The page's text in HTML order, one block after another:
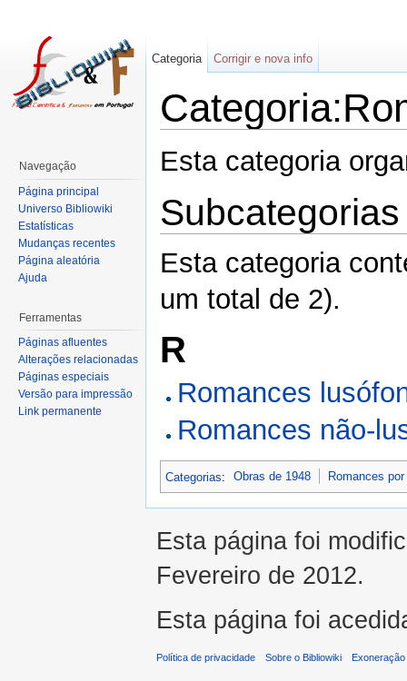
Esta categoria
Subcategorias
Esta categoria
um total de 2).
R
Romances
Romances não-
Categorias: Obras de 1948 Romances por
Categoria Corrigir e nova info
Navegação
Página principal
Universo Bibliowiki
Estatísticas
Mudanças recentes
Página aleatória
Ajuda
Ferramentas
Páginas afluentes
Alterações relacionadas
Páginas especiais
Versão para impressão
Link permanente
Esta página foi
Fevereiro de 2012.
Esta página foi
Política de privacidade Sobre o Bibliowiki